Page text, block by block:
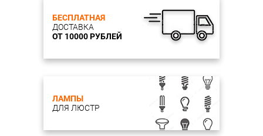
БЕСПЛАТНАЯ
ДОСТАВКА
ОТ 10000 РУБЛЕЙ
ЛАМПЫ
ДЛЯ ЛЮСТР